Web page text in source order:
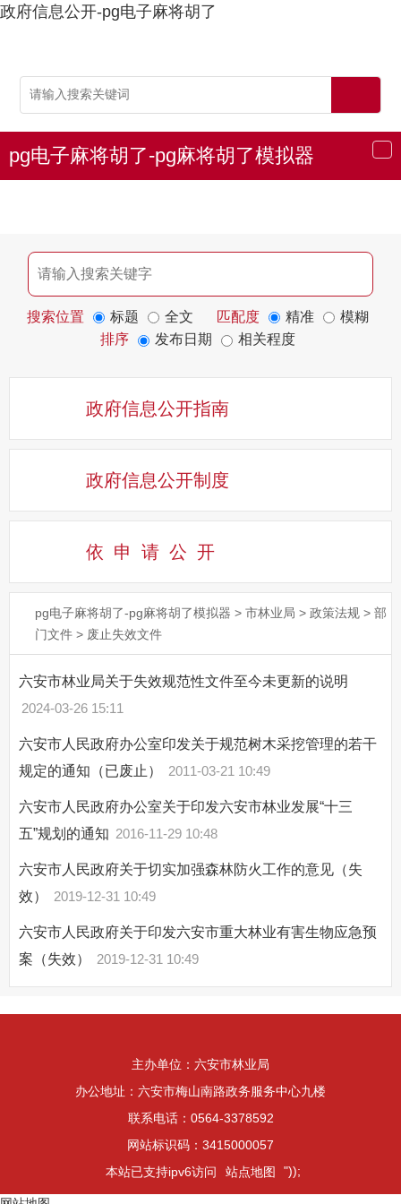
政府信息公开-pg电子麻将胡了
导
航
pg电子麻将胡了-pg麻将胡了模拟器
搜索位置 标题 全文 匹配度 精准
模糊
排序
发布日期 相关程度
政府信息公开指南
政府信息公开制度
依申请公 开
pg电子麻将胡了-pg麻将胡了模拟器 > 市林业局 > 政策法规 > 部
门文件 > 废止失效文件
六安市林业局关于失效规范性文件至今未更新的说明
2024-03-26 15:11
六安市人民政府办公室印发关于规范树木采挖管理的若干
规定的通知（已废止）
2011-03-21 10:49
六安市人民政府办公室关于印发六安市林业发展“十三
五”规划的通知 2016-11-29 10:48
六安市人民政府关于切实加强森林防火工作的意见（失
效）
2019-12-31 10:49
六安市人民政府关于印发六安市重大林业有害生物应急预
案（失效）
2019-12-31 10:49
主办单位：六安市林业局
办公地址：六安市梅山南路政务服务中心九楼
联系电话：0564-3378592
网站标识码：3415000057
本站已支持ipv6访问
站点地图 "));